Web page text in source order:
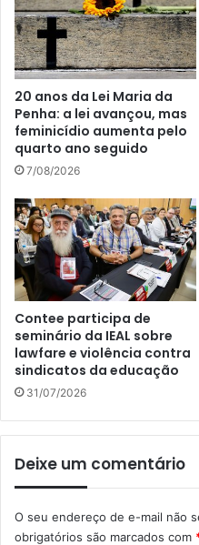
20 anos da Lei Maria da
Penha: a lei avançou, mas
feminicídio aumenta pelo
quarto ano seguido
7/08/2026
Contee participa de
seminário da IEAL sobre
lawfare e violência contra
sindicatos da educação
31/07/2026
Deixe um comentário
O seu endereço de e-mail não
obrigatórios são marcados com